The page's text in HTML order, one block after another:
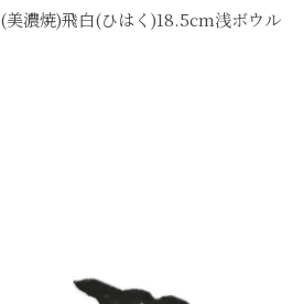
(美濃焼)飛白(ひはく)18.5cm浅ボウル